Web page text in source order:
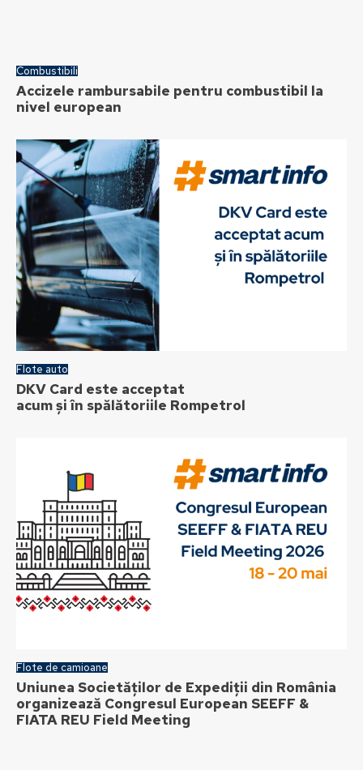
Combustibili
Accizele rambursabile pentru combustibil la
nivel european
Flote auto
DKV Card este acceptat
acum și în spălătoriile Rompetrol
Flote de camioane
Uniunea Societăților de Expediții din România
organizează Congresul European SEEFF &
FIATA REU Field Meeting